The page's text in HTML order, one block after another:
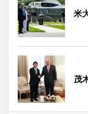
米
茂